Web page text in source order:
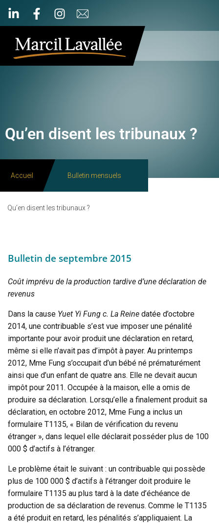
Qu’en disent les tribunaux ?
Accueil Bulletin mensuels
Qu’en disent les tribunaux ?
Bulletin de septembre 2015
Coût imprévu de la production tardive d’une déclaration de
revenus
Dans la cause Yuet Yi Fung c. La Reine datée d’octobre
2014, une contribuable s’est vue imposer une pénalité
importante pour avoir produit une déclaration en retard,
même si elle n’avait pas d’impôt à payer. Au printemps
2012, Mme Fung s’occupait d’un bébé né prématurément
ainsi que d’un enfant de quatre ans. Elle ne devait aucun
impôt pour 2011. Occupée à la maison, elle a omis de
produire sa déclaration. Lorsqu’elle a finalement produit sa
déclaration, en octobre 2012, Mme Fung a inclus un
formulaire T1135, « Bilan de vérification du revenu
étranger », dans lequel elle déclarait posséder plus de 100
000 $ d’actifs à l’étranger.
Le problème était le suivant : un contribuable qui possède
plus de 100 000 $ d’actifs à l’étranger doit produire le
formulaire T1135 au plus tard à la date d’échéance de
production de sa déclaration de revenus. Comme le T1135
a été produit en retard, les pénalités s’appliquaient. La